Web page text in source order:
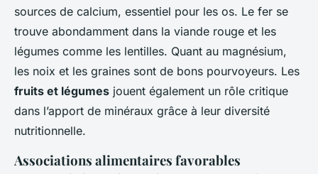
sources de calcium, essentiel pour les os. Le fer se
trouve abondamment dans la viande rouge et les
légumes comme les lentilles. Quant au magnésium,
les noix et les graines sont de bons pourvoyeurs. Les
fruits et légumes jouent également un rôle critique
dans l’apport de minéraux grâce à leur diversité
nutritionnelle.
Associations alimentaires favorables